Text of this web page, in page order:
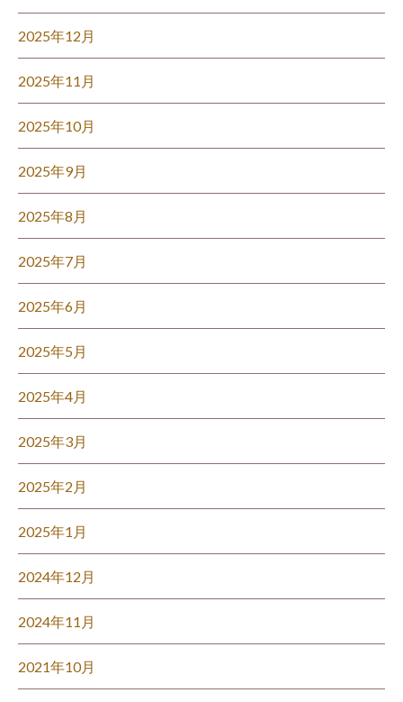
2025年12月
2025年11月
2025年10月
2025年9月
2025年8月
2025年7月
2025年6月
2025年5月
2025年4月
2025年3月
2025年2月
2025年1月
2024年12月
2024年11月
2021年10月